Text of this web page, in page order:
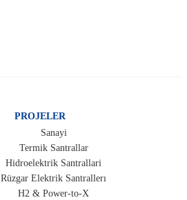
PROJELER
Sanayi
Termik Santrallar
Hidroelektrik Santrallari
Rüzgar Elektrik Santrallerı
H2 & Power-to-X